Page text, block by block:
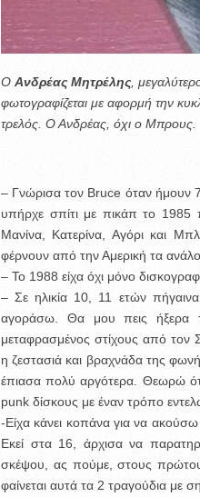
Ο Ανδρέας Μητρέλης,
φωτογραφίζεται με αφορμή την
τρελός. Ο Ανδρέας, όχι ο Μπρους.
– Γνώρισα τον Bruce όταν ήμουν
υπήρχε σπίτι με πικάπ το 1985
Μανίνα, Κατερίνα, Αγόρι και
φέρνουν από την Αμερική τα
– To 1988 είχα όχι μόνο
– Σε ηλικία 10, 11 ετών
αγοράσω. Θα μου πεις ήξερα
μεταφρασμένος στίχους από
η ζεστασιά και βραχνάδα της
έπιασα πολύ αργότερα. Θεωρώ
punk δίσκους με έναν τρόπο
-Είχα κάνει κοπάνα για να
Εκεί στα 16, άρχισα να
σκέψου, ας πούμε, στους
φαίνεται αυτά τα 2 τραγούδια με